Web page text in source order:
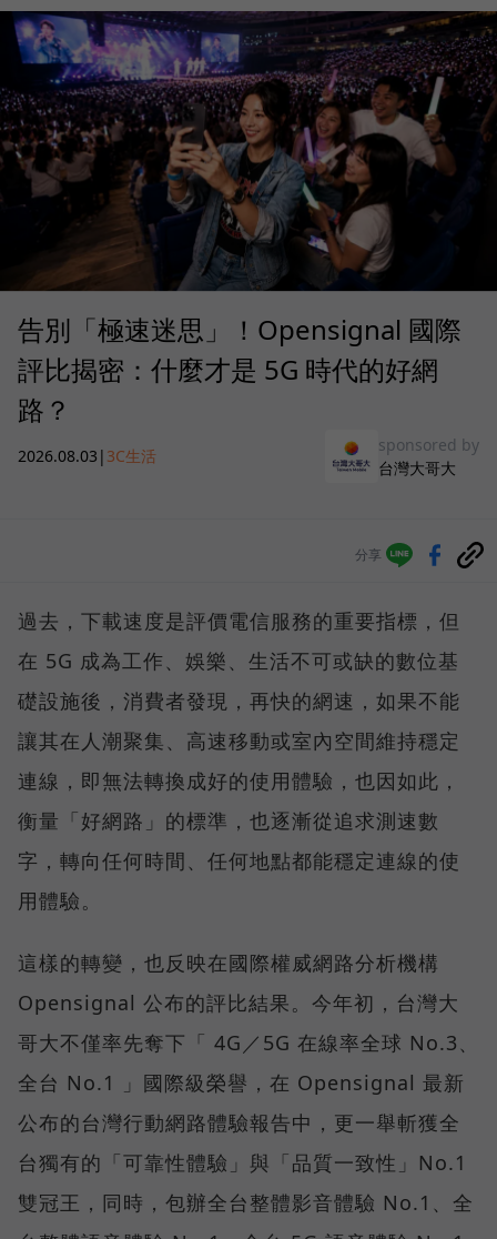
告別「極速迷思」！Opensignal 國際
評比揭密：什麼才是 5G 時代的好網
路？
2026.08.03 | 3C生活
sponsored by
台灣大哥大
分享
過去，下載速度是評價電信服務的重要指標，但
在 5G 成為工作、娛樂、生活不可或缺的數位基
礎設施後，消費者發現，再快的網速，如果不能
讓其在人潮聚集、高速移動或室內空間維持穩定
連線，即無法轉換成好的使用體驗，也因如此，
衡量「好網路」的標準，也逐漸從追求測速數
字，轉向任何時間、任何地點都能穩定連線的使
用體驗。
這樣的轉變，也反映在國際權威網路分析機構
Opensignal 公布的評比結果。今年初，台灣大
哥大不僅率先奪下「 4G／5G 在線率全球 No.3、
全台 No.1 」國際級榮譽，在 Opensignal 最新
公布的台灣行動網路體驗報告中，更一舉斬獲全
台獨有的「可靠性體驗」與「品質一致性」No.1
雙冠王，同時，包辦全台整體影音體驗 No.1、全